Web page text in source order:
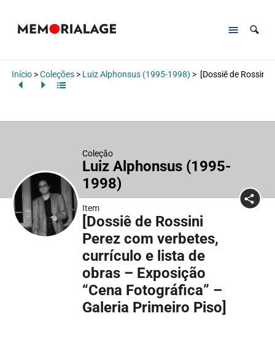
Início>Coleções> Luiz Alphonsus (1995-1998) > [Dossiê de Rossini
Coleção
Luiz Alphonsus (1995-
1998)
Item
[Dossiê de Rossini
Perez com verbetes,
currículo e lista de
obras – Exposição
“Cena Fotográfica” –
Galeria Primeiro Piso]